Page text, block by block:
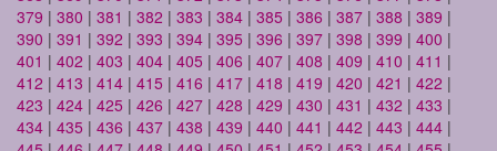
379 | 380 | 381 | 382 | 383 | 384 | 385 | 386 | 387 | 388 | 389 |
390 | 391 | 392 | 393 | 394 | 395 | 396 | 397 | 398 | 399 | 400 |
401 | 402 | 403 | 404 | 405 | 406 | 407 | 408 | 409 | 410 | 411 |
412 | 413 | 414 | 415 | 416 | 417 | 418 | 419 | 420 | 421 | 422 |
423 | 424 | 425 | 426 | 427 | 428 | 429 | 430 | 431 | 432 | 433 |
434 | 435 | 436 | 437 | 438 | 439 | 440 | 441 | 442 | 443 | 444 |